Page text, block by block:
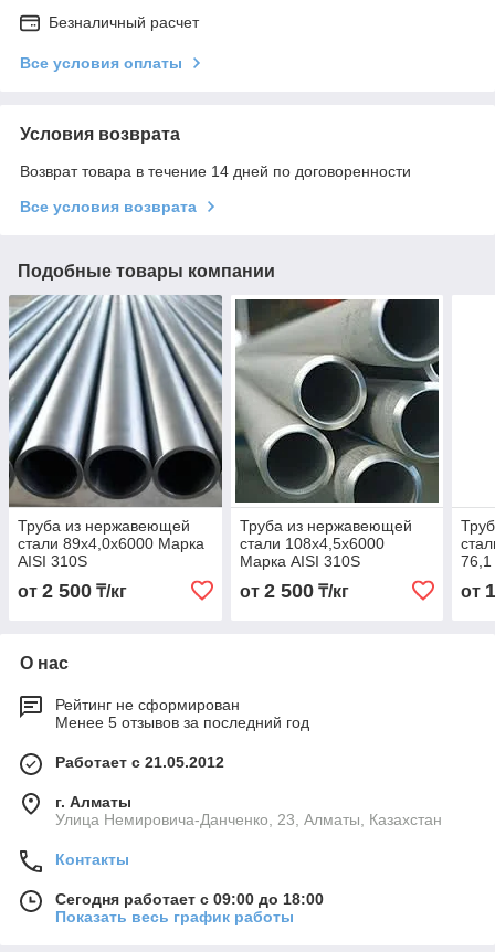
Безналичный расчет
Все условия оплаты
Условия возврата
Возврат товара в течение 14 дней по договоренности
Все условия возврата
Подобные товары компании
Труба из нержавеющей
стали 89х4,0х6000 Марка
AISI 310S
от 2 500 ₸/кг
Труба из нержавеющей
стали 108х4,5х6000
Марка AISI 310S
от 2 500₸/кг
76,1
от
О нас
Рейтинг не сформирован
Менее 5 отзывов за последний год
Работает с 21.05.2012
г. Алматы
Улица Немировича-Данченко, 23, Алматы, Казахстан
Контакты
Сегодня работает с 09:00 до 18:00
Показать весь график работы